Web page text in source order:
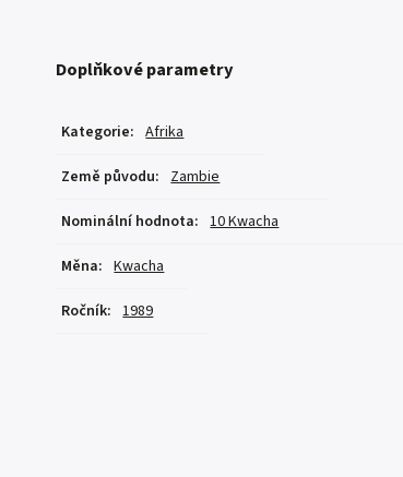
Doplňkové parametry
Kategorie: Afrika
Země původu: Zambie
Nominální hodnota: 10 Kwacha
Měna: Kwacha
Ročník: 1989